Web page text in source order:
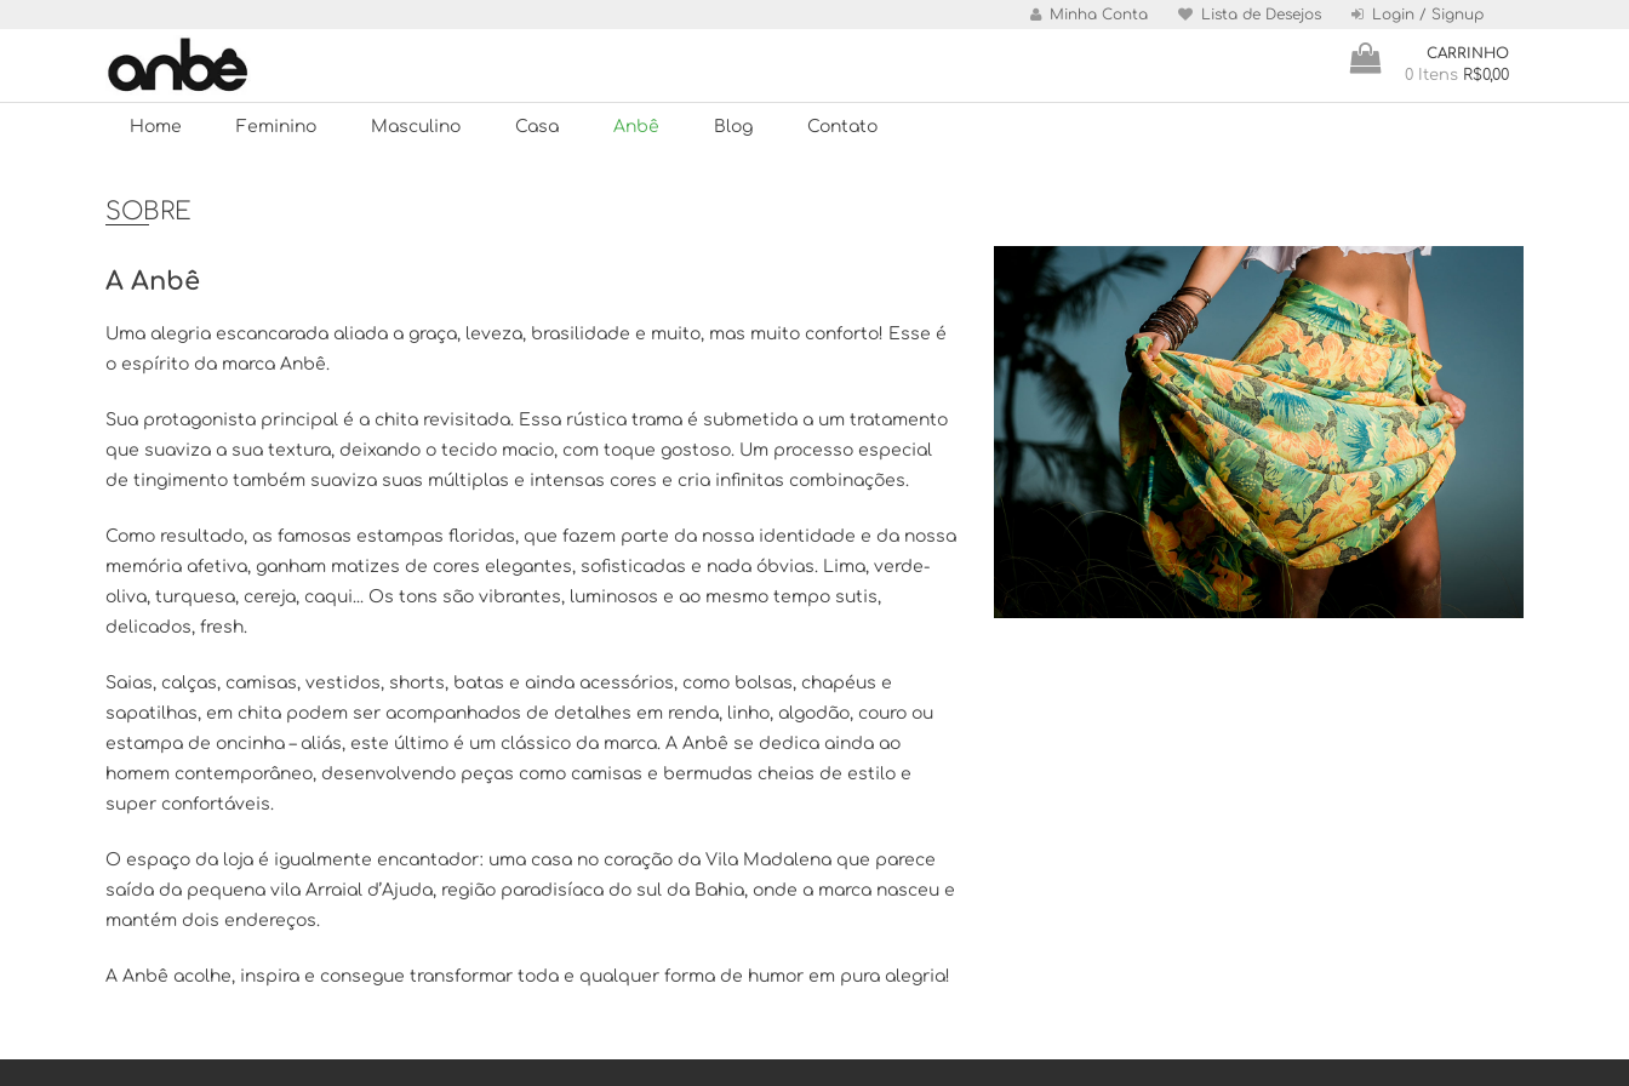
Minha Conta Lista de Desejos Login / Signup
Anbê
CARRINHO
0 Itens R$0,00
Home Feminino Masculino Casa Anbê Blog Contato
SOBRE
A Anbê
Uma alegria escancarada aliada a graça, leveza, brasilidade e muito, mas muito conforto! Esse é
o espírito da marca Anbê.
Sua protagonista principal é a chita revisitada. Essa rústica trama é submetida a um tratamento
que suaviza a sua textura, deixando o tecido macio, com toque gostoso. Um processo especial
de tingimento também suaviza suas múltiplas e intensas cores e cria infinitas combinações.
Como resultado, as famosas estampas floridas, que fazem parte da nossa identidade e da nossa
memória afetiva, ganham matizes de cores elegantes, sofisticadas e nada óbvias. Lima, verde-
oliva, turquesa, cereja, caqui... Os tons são vibrantes, luminosos e ao mesmo tempo sutis,
delicados, fresh.
Saias, calças, camisas, vestidos, shorts, batas e ainda acessórios, como bolsas, chapéus e
sapatilhas, em chita podem ser acompanhados de detalhes em renda, linho, algodão, couro ou
estampa de oncinha – aliás, este último é um clássico da marca. A Anbê se dedica ainda ao
homem contemporâneo, desenvolvendo peças como camisas e bermudas cheias de estilo e
super confortáveis.
O espaço da loja é igualmente encantador: uma casa no coração da Vila Madalena que parece
saída da pequena vila Arraial d’Ajuda, região paradisíaca do sul da Bahia, onde a marca nasceu e
mantém dois endereços.
A Anbê acolhe, inspira e consegue transformar toda e qualquer forma de humor em pura alegria!